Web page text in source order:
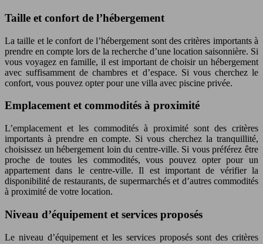
Taille et confort de l’hébergement
La taille et le confort de l’hébergement sont des critères importants à
prendre en compte lors de la recherche d’une location saisonnière. Si
vous voyagez en famille, il est important de choisir un hébergement
avec suffisamment de chambres et d’espace. Si vous cherchez le
confort, vous pouvez opter pour une villa avec piscine privée.
Emplacement et commodités à proximité
L’emplacement et les commodités à proximité sont des critères
importants à prendre en compte. Si vous cherchez la tranquillité,
choisissez un hébergement loin du centre-ville. Si vous préférez être
proche de toutes les commodités, vous pouvez opter pour un
appartement dans le centre-ville. Il est important de vérifier la
disponibilité de restaurants, de supermarchés et d’autres commodités
à proximité de votre location.
Niveau d’équipement et services proposés
Le niveau d’équipement et les services proposés sont des critères